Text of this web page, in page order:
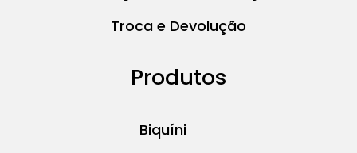
Troca e Devolução
Produtos
Biquíni